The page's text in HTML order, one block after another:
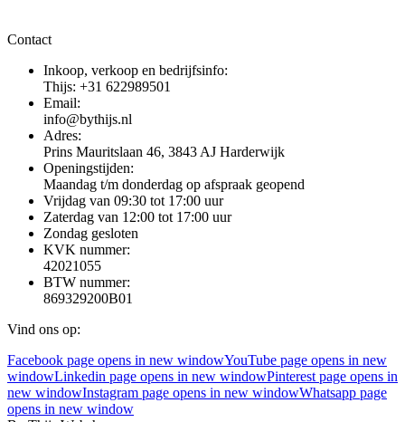
Contact
Inkoop, verkoop en bedrijfsinfo:
Thijs: +31 622989501
Email:
info@bythijs.nl
Adres:
Prins Mauritslaan 46, 3843 AJ Harderwijk
Openingstijden:
Maandag t/m donderdag op afspraak geopend
Vrijdag van 09:30 tot 17:00 uur
Zaterdag van 12:00 tot 17:00 uur
Zondag gesloten
KVK nummer:
42021055
BTW nummer:
869329200B01
Vind ons op:
Facebook page opens in new windowYouTube page opens in new
windowLinkedin page opens in new windowPinterest page opens in
new windowInstagram page opens in new windowWhatsapp page
opens in new window